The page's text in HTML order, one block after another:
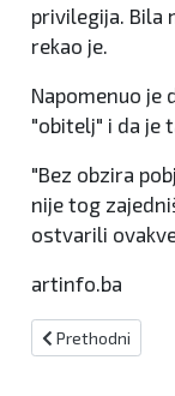
privilegija. Bila
rekao je.
Napomenuo je
"obitelj" i da je
"Bez obzira
nije tog
ostvarili
artinfo.ba
Prethodni
Prethodni